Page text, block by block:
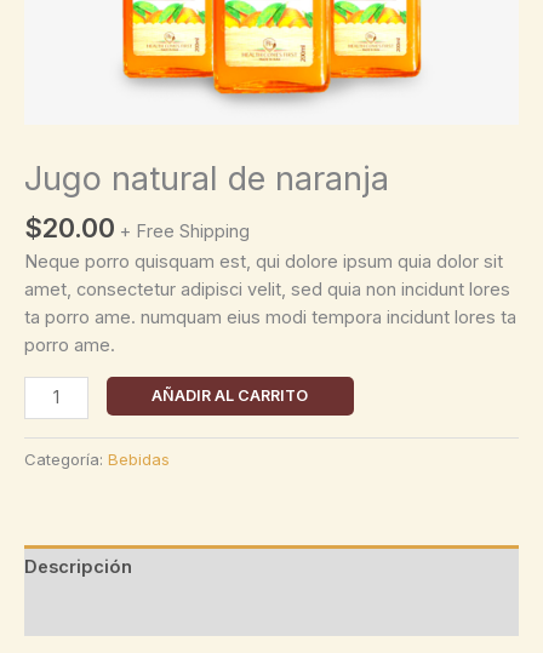
Jugo natural de naranja
$20.00 + Free Shipping
Neque porro quisquam est, qui dolore ipsum quia dolor sit
amet, consectetur adipisci velit, sed quia non incidunt lores
ta porro ame. numquam eius modi tempora incidunt lores ta
porro ame.
Jugo
natural
de
naranja
AÑADIR AL CARRITO
Categoría: Bebidas
Descripción